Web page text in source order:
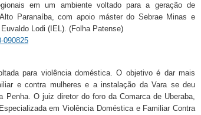
em um ambiente voltado para a geração de
Paranaíba, com apoio máster do Sebrae Minas e
Lodi (IEL). (Folha Patense)
090825
para violência doméstica. O objetivo é dar mais
e contra mulheres e a instalação da Vara se deu
O juiz diretor do foro da Comarca de Uberaba,
em Violência Doméstica e Familiar Contra